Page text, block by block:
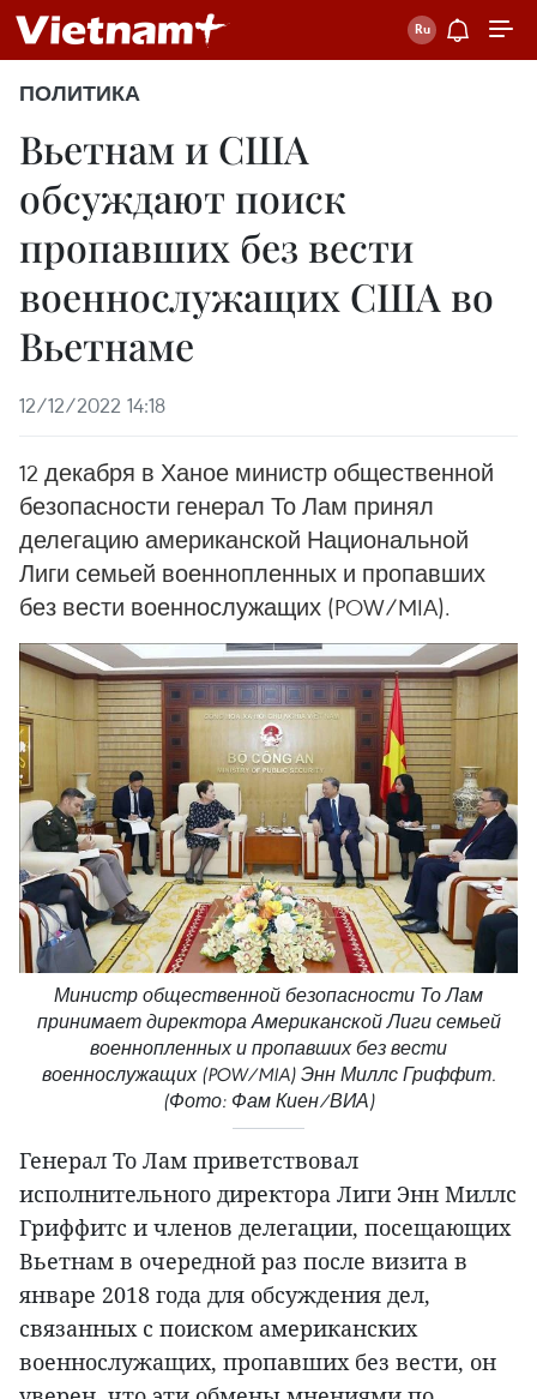
ПОЛИТИКА
Вьетнам и США
обсуждают поиск
пропавших без вести
военнослужащих США во
Вьетнаме
12/12/2022 14:18
12 декабря в Ханое министр общественной
безопасности генерал То Лам принял
делегацию американской Национальной
Лиги семьей военнопленных и пропавших
без вести военнослужащих (POW/MIA).
Министр общественной безопасности То Лам
принимает директора Американской Лиги семьей
военнопленных и пропавших без вести
военнослужащих (POW/MIA) Энн Миллс Гриффит.
(Фото: Фам Киен/ВИА)
Генерал То Лам приветствовал
исполнительного директора Лиги Энн Миллс
Гриффитс и членов делегации, посещающих
Вьетнам в очередной раз после визита в
январе 2018 года для обсуждения дел,
связанных с поиском американских
военнослужащих, пропавших без вести, он